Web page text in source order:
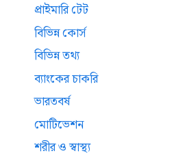
প্রাইমারি টেট
বিভিন্ন কোর্স
বিভিন্ন তথ্য
ব্যাংকের চাকরি
ভারতবর্ষ
মোটিভেশন
শরীর ও স্বাস্থ্য